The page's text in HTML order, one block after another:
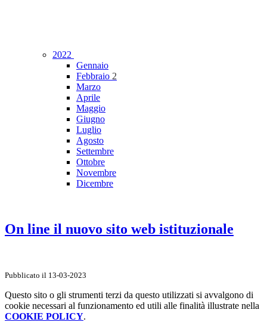
2022
Gennaio
Febbraio 2
Marzo
Aprile
Maggio
Giugno
Luglio
Agosto
Settembre
Ottobre
Novembre
Dicembre
On line il nuovo sito web istituzionale
Pubblicato il 13-03-2023
Questo sito o gli strumenti terzi da questo utilizzati si avvalgono di
cookie necessari al funzionamento ed utili alle finalità illustrate nella
COOKIE POLICY.